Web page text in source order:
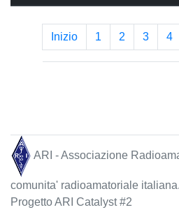
Inizio 1 2 3 4
ARI - Associazione
comunita' radioamatoriale italiana.
Progetto ARI Catalyst #2